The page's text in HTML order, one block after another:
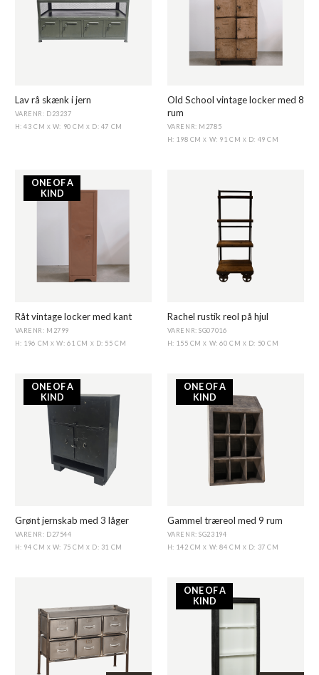
Lav rå skænk i jern
VARENR: D23237
H: 43 CM X W: 90 CM X D: 47 CM
Old School vintage locker med 8
rum
VARENR: M2785
H: 198 CMX W: 91 CM X D: 49 CM
ONE OF A
KIND
Råt vintage locker med kant
VARENR: M2799
H: 196 CMX W: 61 CM X D: 55 CM
Rachel rustik reol på hjul
VARENR: SG07016
H: 155 CMX W: 60 CM X D: 50 CM
ONE OF A
KIND
Grønt jernskab med 3 låger
VARENR: D27544
H: 94 CM X W: 75 CM X D: 31 CM
ONE OF A
KIND
Gammel træreol med 9 rum
VARENR: SG23194
H: 142 CMX W: 84 CM X D: 37 CM
ONE OF A
KIND